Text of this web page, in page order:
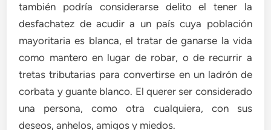
también podría considerarse delito el tener la
desfachatez de acudir a un país cuya población
mayoritaria es blanca, el tratar de ganarse la vida
como mantero en lugar de robar, o de recurrir a
tretas tributarias para convertirse en un ladrón de
corbata y guante blanco. El querer ser considerado
una persona, como otra cualquiera, con sus
deseos, anhelos, amigos y miedos.